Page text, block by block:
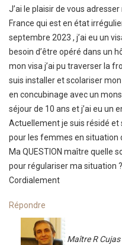
J’ai le plaisir de vous
France qui est en état
septembre 2023 , j’ai eu un
besoin d’être opéré dans un
mon visa j’ai pu traverser la
suis installer et scolariser
en concubinage avec un
séjour de 10 ans et j’ai eu un
Actuellement je suis résidé et
pour les femmes en situation
Ma QUESTION maître quelle
pour régulariser ma situation ?
Cordialement
Répondre
Maître R Cujas